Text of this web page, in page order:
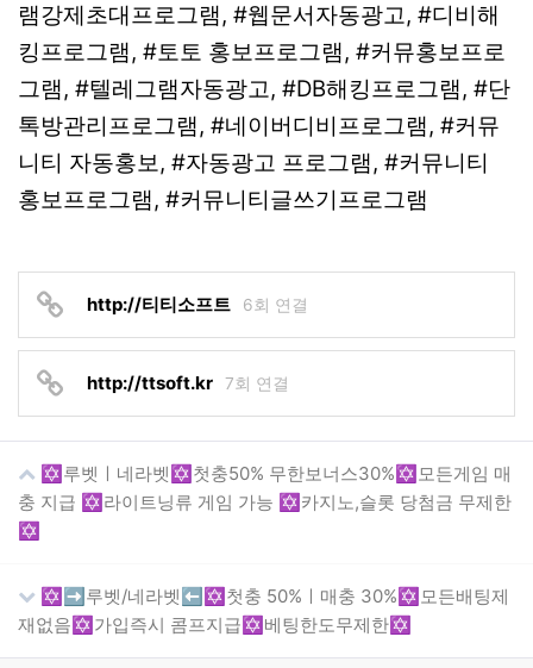
램강제초대프로그램, #웹문서자동광고, #디비해
킹프로그램, #토토 홍보프로그램, #커뮤홍보프로
그램, #텔레그램자동광고, #DB해킹프로그램, #단
톡방관리프로그램, #네이버디비프로그램, #커뮤
니티 자동홍보, #자동광고 프로그램, #커뮤니티
홍보프로그램, #커뮤니티글쓰기프로그램
http://티티소프트 6회 연결
http://ttsoft.kr 7회 연결
✡️루벳ㅣ네라벳✡️첫충50% 무한보너스30%✡️모든게임 매
충 지급 ✡️라이트닝류 게임 가능 ✡️카지노,슬롯 당첨금 무제한
✡️
✡️➡️루벳/네라벳⬅️✡️첫충 50%ㅣ매충 30%✡️모든배팅제
재없음✡️가입즉시 콤프지급✡️베팅한도무제한✡️